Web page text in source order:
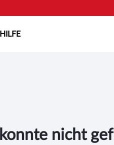
HILFE
nicht